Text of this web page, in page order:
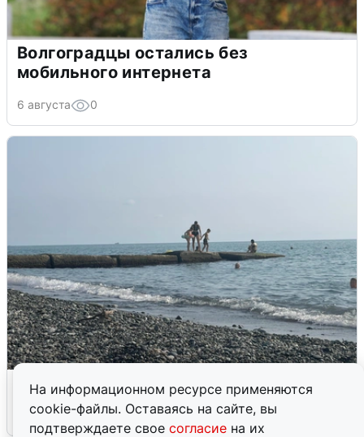
На информационном ресурсе применяются
cookie-файлы. Оставаясь на сайте, вы
подтверждаете свое согласие на их
Волгоградцы остались без
мобильного интернета
6 августа 0
Сирены в Сочи: новая угроза БПЛА
6 августа 0